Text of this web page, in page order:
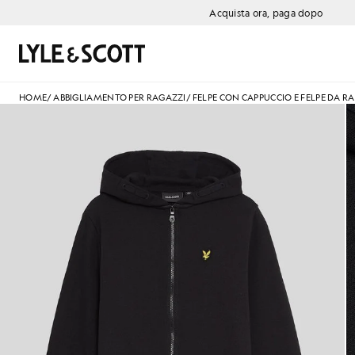
Acquista ora, paga dopo
Cerca
HOME/ABBIGLIAMENTO PER RAGAZZI/ FELPE CON CAPPUCCIO E FELPE DA
Ragazzo con felpa con